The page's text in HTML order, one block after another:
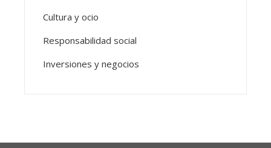
Cultura y ocio
Responsabilidad social
Inversiones y negocios